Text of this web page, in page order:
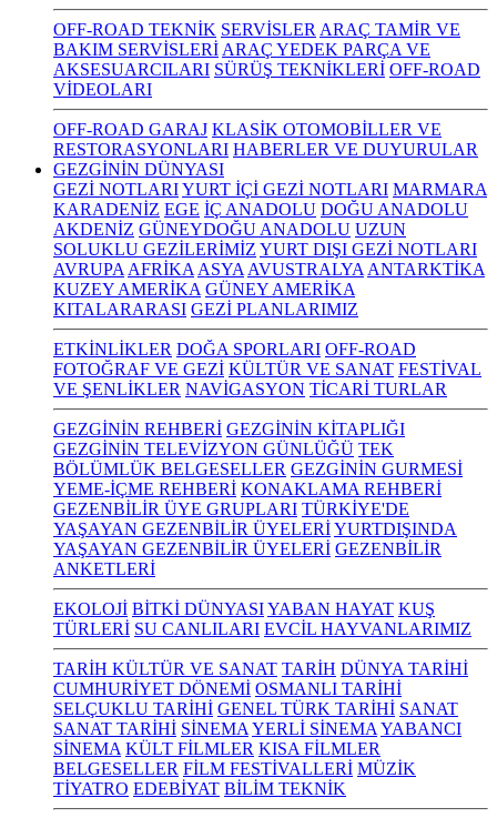
OFF-ROAD TEKNİK SERVİSLER ARAÇ TAMİR VE
BAKIM SERVİSLERİ ARAÇ YEDEK PARÇA VE
AKSESUARCILARI SÜRÜŞ TEKNİKLERİ OFF-ROAD
VİDEOLARI
OFF-ROAD GARAJ KLASİK OTOMOBİLLER VE
RESTORASYONLARI HABERLER VE DUYURULAR
GEZGİNİN DÜNYASI
GEZİ NOTLARIYURT İÇİ GEZİ NOTLARI MARMARA
KARADENİZ EGE İÇ ANADOLU DOĞU ANADOLU
AKDENİZ GÜNEYDOĞU ANADOLU UZUN
SOLUKLU GEZİLERİMİZ YURT DIŞI GEZİ NOTLARI
AVRUPA AFRİKA ASYA AVUSTRALYA ANTARKTİKA
KUZEY AMERİKA GÜNEY AMERİKA
KITALARARASI GEZİ PLANLARIMIZ
ETKİNLİKLER DOĞA SPORLARI OFF-ROAD
FOTOĞRAF VE GEZİ KÜLTÜR VE SANAT FESTİVAL
VE ŞENLİKLER NAVİGASYON TİCARİ TURLAR
GEZGİNİN REHBERİ GEZGİNİN KİTAPLIĞI
GEZGİNİN TELEVİZYON GÜNLÜĞÜ TEK
BÖLÜMLÜK BELGESELLER GEZGİNİN GURMESİ
YEME-İÇME REHBERİ KONAKLAMA REHBERİ
GEZENBİLİR ÜYE GRUPLARI TÜRKİYE'DE
YAŞAYAN GEZENBİLİR ÜYELERİYURTDIŞINDA
YAŞAYAN GEZENBİLİR ÜYELERİ GEZENBİLİR
ANKETLERİ
EKOLOJİ BİTKİ DÜNYASIYABAN HAYAT KUŞ
TÜRLERİ SU CANLILARI EVCİL HAYVANLARIMIZ
TARİH KÜLTÜR VE SANAT TARİH DÜNYA TARİHİ
CUMHURİYET DÖNEMİ OSMANLI TARİHİ
SELÇUKLU TARİHİ GENEL TÜRK TARİHİ SANAT
SANAT TARİHİ SİNEMA YERLİ SİNEMA YABANCI
SİNEMA KÜLT FİLMLER KISA FİLMLER
BELGESELLER FİLM FESTİVALLERİ MÜZİK
TİYATRO EDEBİYAT BİLİM TEKNİK